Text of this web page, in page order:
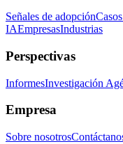
Señales de adopción
IAEmpresasIndustrias
Perspectivas
InformesInvestigación
Empresa
Sobre nosotros